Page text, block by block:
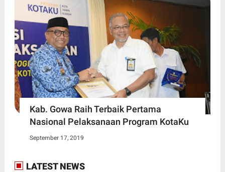
Kab. Gowa Raih Terbaik Pertama
Nasional Pelaksanaan Program KotaKu
September 17, 2019
LATEST NEWS